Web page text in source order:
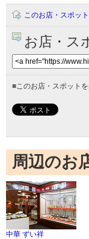
このお店・スポッ
お店・ス
■このお店・スポット
周辺のお
中華 ずい祥